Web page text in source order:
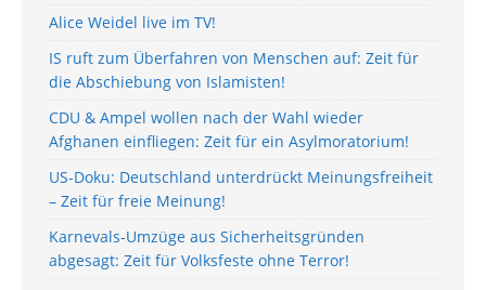
Alice Weidel live im TV!
IS ruft zum Überfahren von Menschen auf: Zeit für
die Abschiebung von Islamisten!
CDU & Ampel wollen nach der Wahl wieder
Afghanen einfliegen: Zeit für ein Asylmoratorium!
US-Doku: Deutschland unterdrückt Meinungsfreiheit
– Zeit für freie Meinung!
Karnevals-Umzüge aus Sicherheitsgründen
abgesagt: Zeit für Volksfeste ohne Terror!